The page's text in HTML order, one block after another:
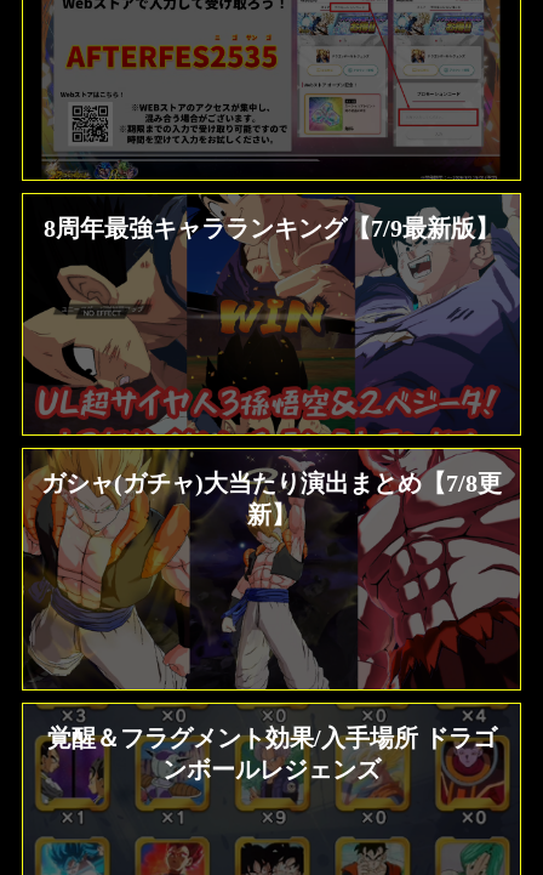
8周年最強キャラランキング【7/9最新版】
ガシャ(ガチャ)大当たり演出まとめ【7/8更
新】
覚醒＆フラグメント効果/入手場所 ドラゴ
ンボールレジェンズ